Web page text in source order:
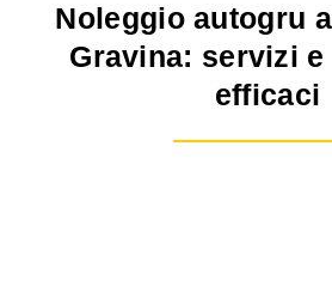
Noleggio autogru
Gravina: servizi
efficaci